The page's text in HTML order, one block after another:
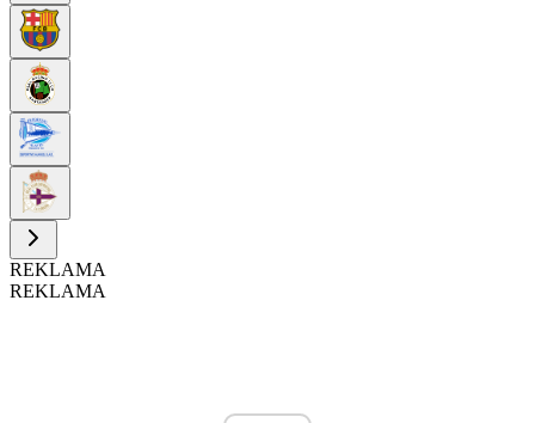
REKLAMA
REKLAMA